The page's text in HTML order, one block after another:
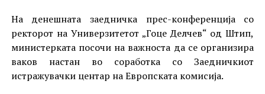
На денешната заедничка прес-конференција со
ректорот на Универзитетот „Гоце Делчев“ од Штип,
министерката посочи на важноста да се организира
ваков настан во соработка со Заедничкиот
истражувачки центар на Европската комисија.